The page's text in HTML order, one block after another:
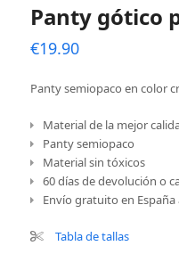
Panty gótico
€19.90
Panty semiopaco en color
Material de la mejor
Panty semiopaco
Material sin tóxicos
60 días de devolución o
Envío gratuito en España
Tabla de tallas